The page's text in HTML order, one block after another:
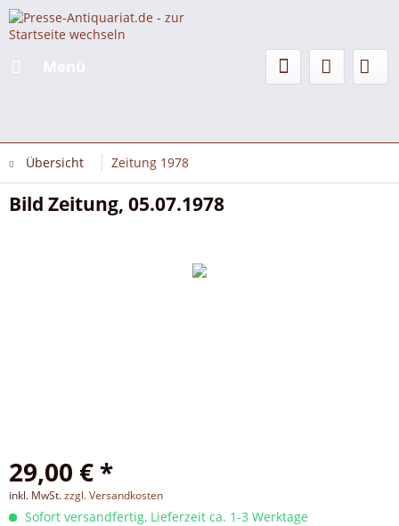
Übersicht Zeitung 1978
Bild Zeitung, 05.07.1978
29,00 € *
inkl. MwSt.zzgl. Versandkosten
Sofort versandfertig, Lieferzeit ca. 1-3 Werktage